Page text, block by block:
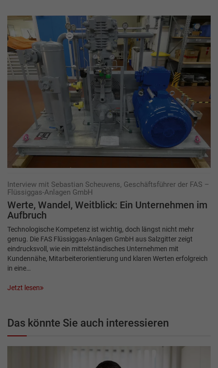
Interview mit Sebastian Scheuvens, Geschäftsführer der FAS –
Flüssiggas-Anlagen GmbH
Werte, Wandel, Weitblick: Ein Unternehmen im
Aufbruch
Technologische Kompetenz ist wichtig, doch längst nicht mehr
genug. Die FAS Flüssiggas-Anlagen GmbH aus Salzgitter zeigt
eindrucksvoll, wie ein mittelständisches Unternehmen mit
Kundennähe, Mitarbeiterorientierung und klaren Werten erfolgreich
in eine…
Jetzt lesen
Das könnte Sie auch interessieren